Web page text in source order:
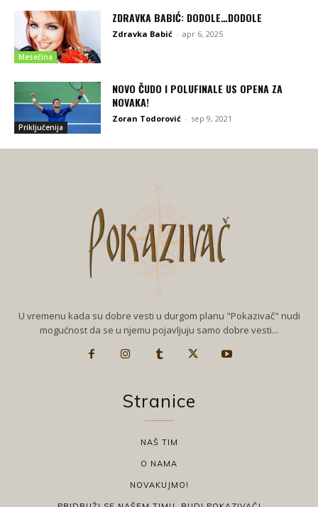
Mesečina
ZDRAVKA BABIĆ: DODOLE…DODOLE
Zdravka Babić - apr 6, 2025
Priključenija
NOVO ČUDO I POLUFINALE US OPENA ZA
NOVAKA!
Zoran Todorović - sep 9, 2021
U vremenu kada su dobre vesti u durgom planu "Pokazivač" nudi
mogućnost da se u njemu pojavljuju samo dobre vesti...
Stranice
NAŠ TIM
O NAMA
NOVAKUJMO!